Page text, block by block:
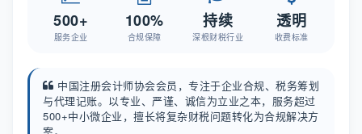
500+
服务企业
100%
合规保障
持续
深根财税行业
透明
收费标准
中国注册会计师协会会员，专注于企业合规、税务筹划
与代理记账。以专业、严谨、诚信为立业之本，服务超过
500+中小微企业，擅长将复杂财税问题转化为合规解决方
案。